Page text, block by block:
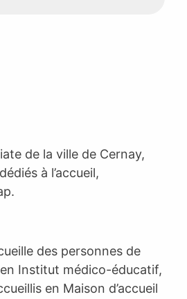
de la ville de Cernay,
à l’accueil,
des personnes de
Institut médico-éducatif,
en Maison d’accueil